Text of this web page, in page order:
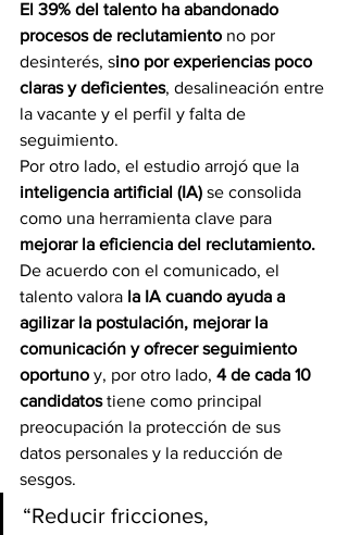
El 39% del talento ha abandonado
procesos de reclutamiento no por
desinterés, sino por experiencias poco
claras y deficientes, desalineación entre
la vacante y el perfil y falta de
seguimiento.
Por otro lado, el estudio arrojó que la
inteligencia artificial (IA) se consolida
como una herramienta clave para
mejorar la eficiencia del reclutamiento.
De acuerdo con el comunicado, el
talento valora la IA cuando ayuda a
agilizar la postulación, mejorar la
comunicación y ofrecer seguimiento
oportuno y, por otro lado, 4 de cada 10
candidatos tiene como principal
preocupación la protección de sus
datos personales y la reducción de
sesgos.
“Reducir fricciones,